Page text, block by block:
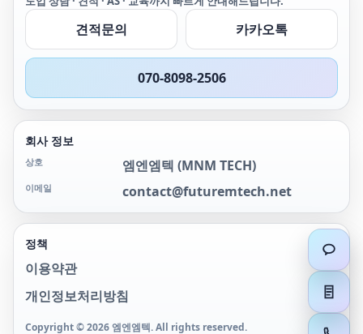
같은 비선형 신호를 보다
정확하게 테스트할 수 있습
견적문의 카카오톡
070-8098-2506
회사 정보
상호 엠엔엠텍 (MNM TECH)
이메일 contact@futuremtech.net
정책
이용약관
개인정보처리방침
Copyright ©2026 엠엔엠텍. All rights reserved.